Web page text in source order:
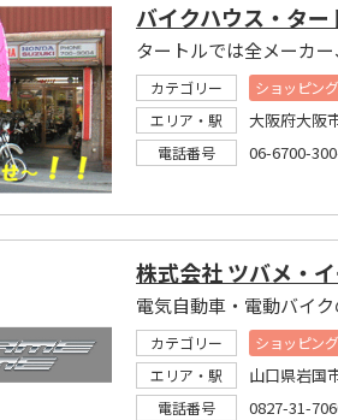
バイクハウス・ター
カテゴリー ショッピング
エリア・駅
大阪府大阪
電話番号 06-6700-
株式会社 ツバメ・
電気自動車・電動バイ
カテゴリー ショッピング
エリア・駅
山口県岩国
電話番号 0827-31-